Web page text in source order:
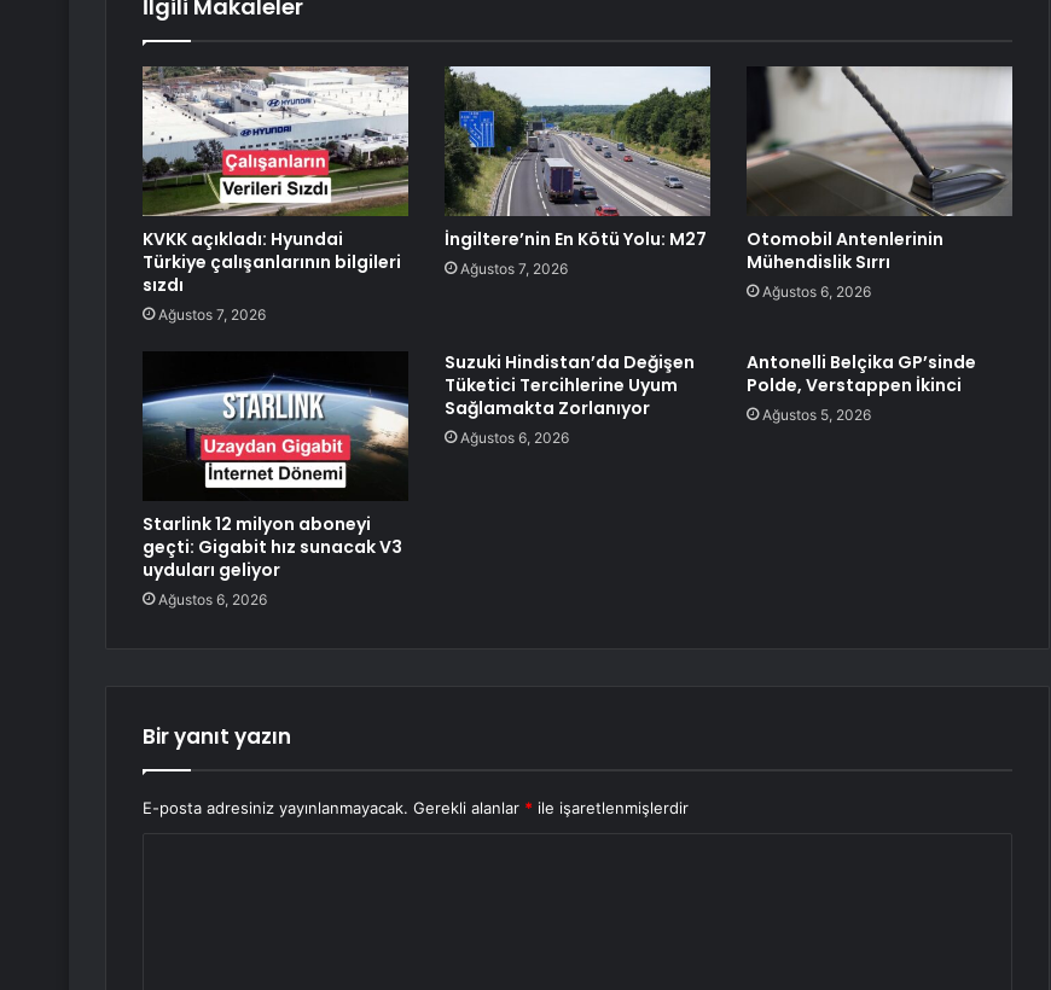
İlgili Makaleler
KVKK açıkladı: Hyundai
Türkiye çalışanlarının bilgileri
sızdı
Ağustos 7, 2026
İngiltere’nin En Kötü Yolu: M27
Ağustos 7, 2026
Otomobil Antenlerinin
Mühendislik Sırrı
Ağustos 6, 2026
Starlink 12 milyon aboneyi
geçti: Gigabit hız sunacak V3
uyduları geliyor
Ağustos 6, 2026
Suzuki Hindistan’da Değişen
Tüketici Tercihlerine Uyum
Sağlamakta Zorlanıyor
Ağustos 6, 2026
Antonelli Belçika GP’sinde
Polde, Verstappen İkinci
Ağustos 5, 2026
Bir yanıt yazın
E-posta adresiniz yayınlanmayacak. Gerekli alanlar * ile işaretlenmişlerdir